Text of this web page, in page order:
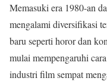
Memasuki era 1980-an
mengalami diversifikasi
baru seperti horor dan
mulai mempengaruhi
industri film sempat